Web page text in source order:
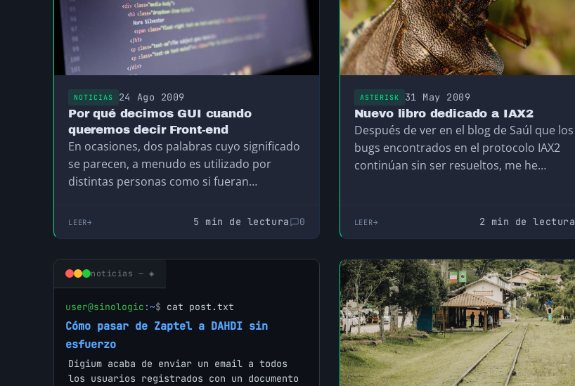
NOTICIAS 24 Ago 2009
Por qué decimos GUI cuando
queremos decir Front-end
En ocasiones, dos palabras cuyo significado
se parecen, a menudo es utilizado por
distintas personas como si fueran
LEER 5 min de lectura 0
ASTERISK 31 May 2009
Nuevo libro dedicado a IAX2
Después de ver en el blog de Saúl que los
bugs encontrados en el protocolo IAX2
continúan sin ser resueltos, me he…
LEER 2 min de lectura
noticias — ◈
user@sinologic : ~$ cat post.txt
Cómo pasar de Zaptel a DAHDI sin
esfuerzo
Digium acaba de enviar un email a todos
los usuarios registrados con un documento